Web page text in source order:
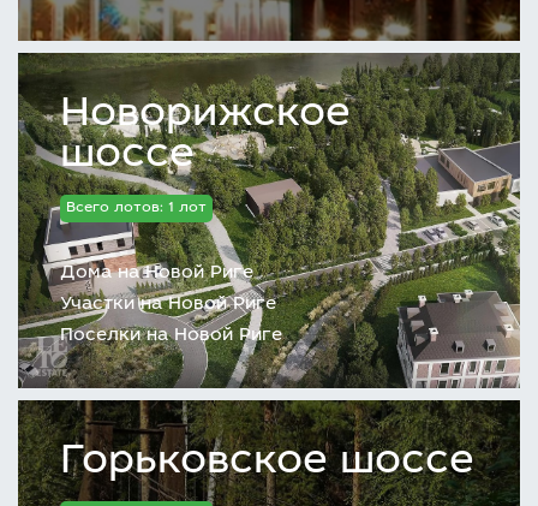
Новорижское
шоссе
Всего лотов: 1 лот
Дома на Новой Риге
Участки на Новой Риге
Поселки на Новой Риге
Горьковское шоссе